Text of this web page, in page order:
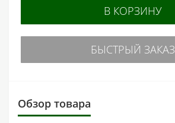
В КОРЗИНУ
БЫСТРЫЙ ЗАКАЗ
Обзор товара